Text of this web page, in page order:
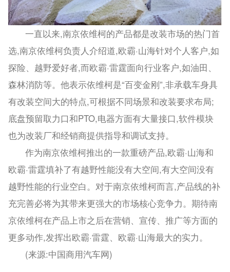
一直以来,南京依维柯的产品都是改装市场的热门首
选,南京依维柯负责人介绍道,欧霸·山海针对个人客户,如
探险、越野爱好者,而欧霸·雷霆面向行业客户,如油田、
森林消防等。他表示依维柯是“百变金刚”,非承载车身具
有改装空间大的特点,可根据不同场景和改装要求布局;
底盘预留取力口和PTO,电器方面有大量接口,软件模块
也为改装厂和经销商提供指导和调试支持。
作为南京依维柯推出的一款重磅产品,欧霸·山海和
欧霸·雷霆填补了有越野性能没有大空间,有大空间没有
越野性能的行业空白。对于南京依维柯而言,产品线的补
充完善必将为其带来更强大的市场核心竞争力。期待南
京依维柯在产品上市之后在营销、宣传、推广等方面的
更多动作,发挥出欧霸·雷霆、欧霸·山海最大的实力。
(来源:中国商用汽车网)